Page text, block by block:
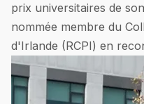
prix universitaires de
nommée membre du
d'Irlande (RCPI) en